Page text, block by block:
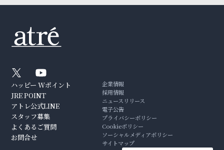
ハッピー Wポイント
JRE POINT
アトレ公式LINE
スタッフ募集
よくあるご質問
お問合せ
企業情報
採用情報
ニュースリリース
電子公告
プライバシーポリシー
Cookieポリシー
ソーシャルメディアポリシー
サイトマップ